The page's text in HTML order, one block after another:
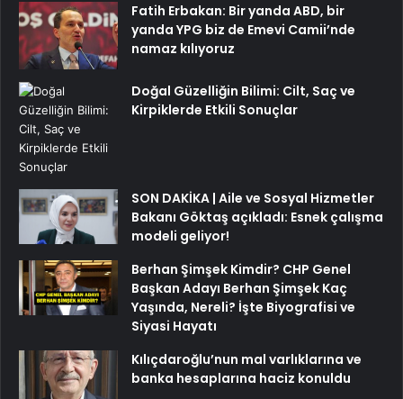
Fatih Erbakan: Bir yanda ABD, bir
yanda YPG biz de Emevi Camii’nde
namaz kılıyoruz
Doğal Güzelliğin Bilimi: Cilt, Saç ve
Kirpiklerde Etkili Sonuçlar
SON DAKİKA | Aile ve Sosyal Hizmetler
Bakanı Göktaş açıkladı: Esnek çalışma
modeli geliyor!
Berhan Şimşek Kimdir? CHP Genel
Başkan Adayı Berhan Şimşek Kaç
Yaşında, Nereli? İşte Biyografisi ve
Siyasi Hayatı
Kılıçdaroğlu’nun mal varlıklarına ve
banka hesaplarına haciz konuldu